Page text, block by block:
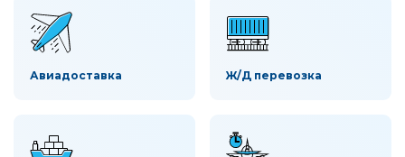
Авиадоставка Ж/Д перевозка